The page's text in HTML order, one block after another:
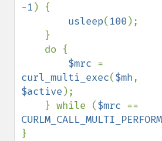
-1 ) {
usleep(100 );
$mrc
curl_multi_exec($mh
$active );
    } while (
$mrc
CURLM_CALL_MULTI_PERFORM